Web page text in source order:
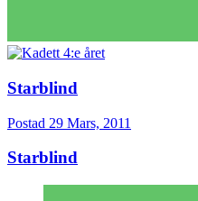
Starblind
Postad 29 Mars, 2011
Starblind